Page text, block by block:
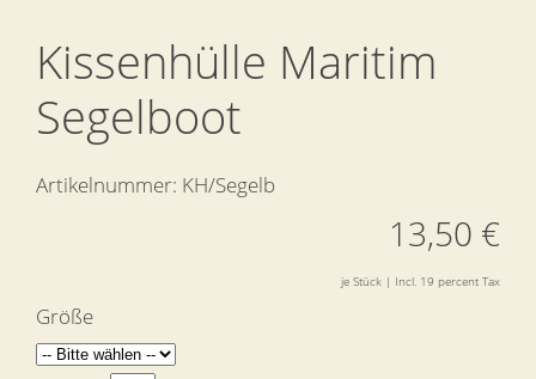
Kissenhülle Maritim
Segelboot
Artikelnummer: KH/Segelb
13,50 €
je Stück | Incl. 19 percent Tax
Größe